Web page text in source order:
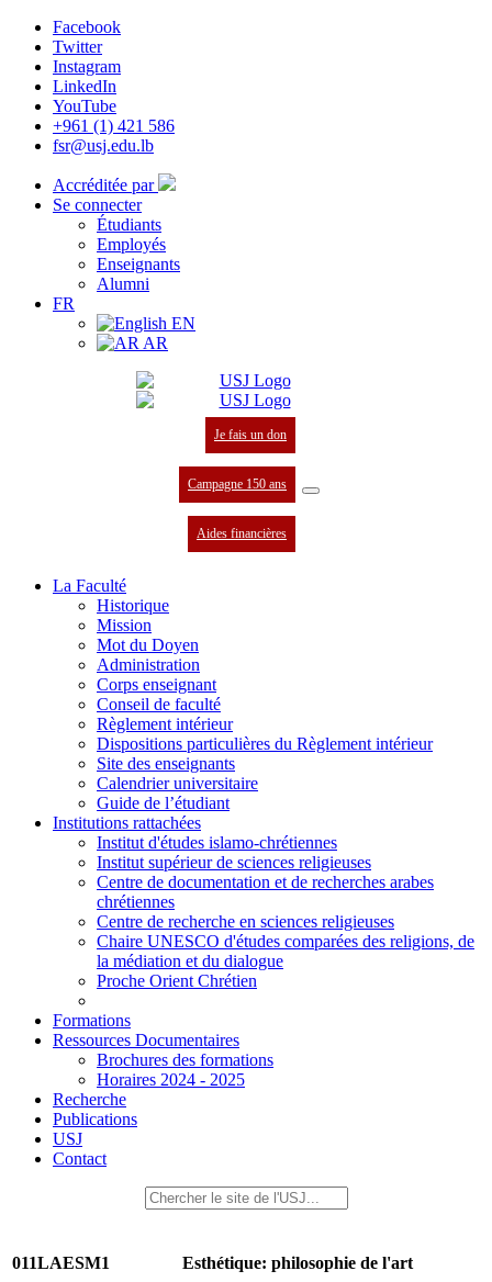
Facebook
Twitter
Instagram
LinkedIn
YouTube
+961 (1) 421 586
fsr@usj.edu.lb
Accréditée par
Se connecter
Étudiants
Employés
Enseignants
Alumni
FR
EN
AR
Je fais un don
Campagne 150 ans
Aides financières
La Faculté
Historique
Mission
Mot du Doyen
Administration
Corps enseignant
Conseil de faculté
Règlement intérieur
Dispositions particulières du Règlement intérieur
Site des enseignants
Calendrier universitaire
Guide de l’étudiant
Institutions rattachées
Institut d'études islamo-chrétiennes
Institut supérieur de sciences religieuses
Centre de documentation et de recherches arabes
chrétiennes
Centre de recherche en sciences religieuses
Chaire UNESCO d'études comparées des religions, de
la médiation et du dialogue
Proche Orient Chrétien
Formations
Ressources Documentaires
Brochures des formations
Horaires 2024 - 2025
Recherche
Publications
USJ
Contact
011LAESM1 Esthétique: philosophie de l'art